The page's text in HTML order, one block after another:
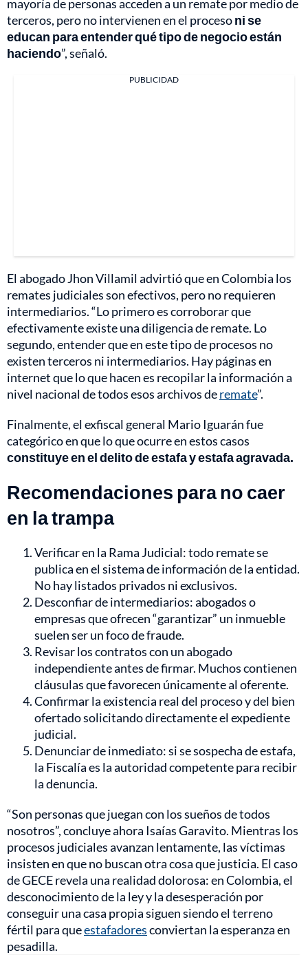
mayoría de personas acceden a un remate por medio de
terceros, pero no intervienen en el procesoni se
educan para entender qué tipo de negocio están
haciendo”, señaló.
PUBLICIDAD
El abogado Jhon Villamil advirtió que en Colombia los
remates judiciales son efectivos, pero no requieren
intermediarios. “Lo primero es corroborar que
efectivamente existe una diligencia de remate. Lo
segundo, entender que en este tipo de procesos no
existen terceros ni intermediarios. Hay páginas en
internet que lo que hacen es recopilar la información a
nivel nacional de todos esos archivos deremate”.
Finalmente, el exfiscal general Mario Iguarán fue
categórico en que lo que ocurre en estos casos
constituye en el delito de estafa y estafa agravada.
Recomendaciones para no caer
en la trampa
Verificar en la Rama Judicial: todo remate se
publica en el sistema de información de la entidad.
No hay listados privados ni exclusivos.
Desconfiar de intermediarios: abogados o
empresas que ofrecen “garantizar” un inmueble
suelen ser un foco de fraude.
Revisar los contratos con un abogado
independiente antes de firmar. Muchos contienen
cláusulas que favorecen únicamente al oferente.
Confirmar la existencia real del proceso y del bien
ofertado solicitando directamente el expediente
judicial.
Denunciar de inmediato: si se sospecha de estafa,
la Fiscalía es la autoridad competente para recibir
la denuncia.
“Son personas que juegan con los sueños de todos
nosotros”, concluye ahora Isaías Garavito. Mientras los
procesos judiciales avanzan lentamente, las víctimas
insisten en que no buscan otra cosa que justicia. El caso
de GECE revela una realidad dolorosa: en Colombia, el
desconocimiento de la ley y la desesperación por
conseguir una casa propia siguen siendo el terreno
fértil para queestafadoresconviertan la esperanza en
pesadilla.